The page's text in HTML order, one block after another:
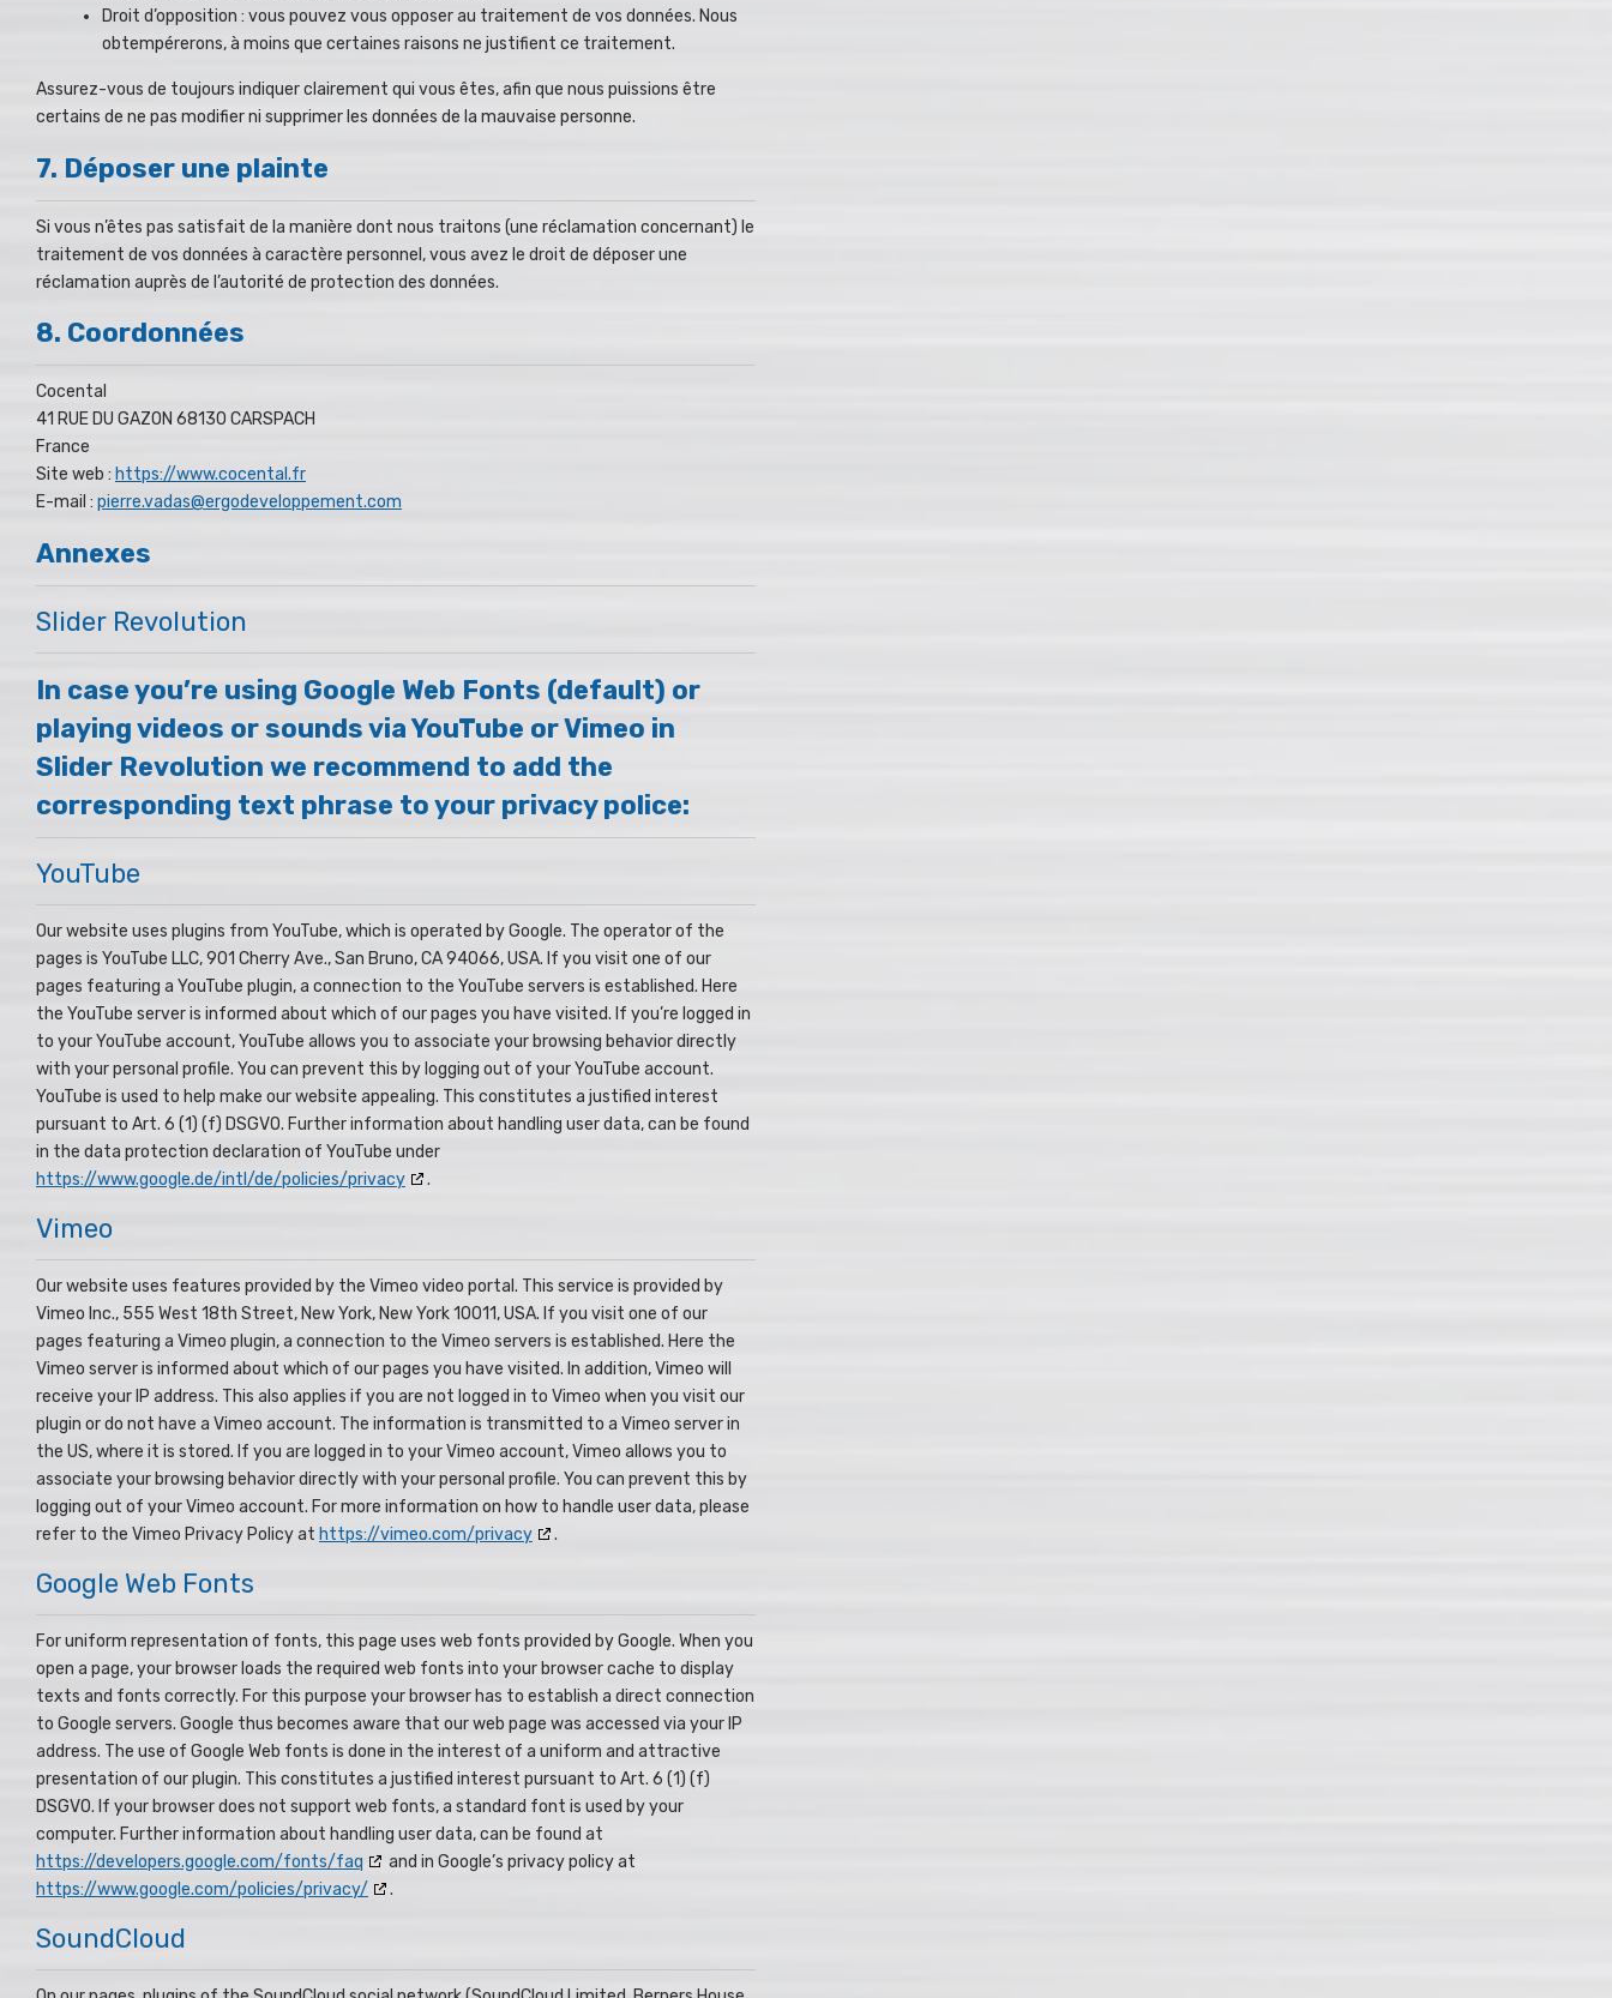
Droit d’opposition : vous pouvez vous opposer au traitement de vos données. Nous
obtempérerons, à moins que certaines raisons ne justifient ce traitement.
Assurez-vous de toujours indiquer clairement qui vous êtes, afin que nous puissions être
certains de ne pas modifier ni supprimer les données de la mauvaise personne.
7. Déposer une plainte
Si vous n’êtes pas satisfait de la manière dont nous traitons (une réclamation concernant) le
traitement de vos données à caractère personnel, vous avez le droit de déposer une
réclamation auprès de l’autorité de protection des données.
8. Coordonnées
Cocental
41 RUE DU GAZON 68130 CARSPACH
France
Site web : https://www.cocental.fr
E-mail : pierre.vadas@ergodeveloppement.com
Annexes
Slider Revolution
In case you’re using Google Web Fonts (default) or
playing videos or sounds via YouTube or Vimeo in
Slider Revolution we recommend to add the
corresponding text phrase to your privacy police:
YouTube
Our website uses plugins from YouTube, which is operated by Google. The operator of the
pages is YouTube LLC, 901 Cherry Ave., San Bruno, CA 94066, USA. If you visit one of our
pages featuring a YouTube plugin, a connection to the YouTube servers is established. Here
the YouTube server is informed about which of our pages you have visited. If you’re logged in
to your YouTube account, YouTube allows you to associate your browsing behavior directly
with your personal profile. You can prevent this by logging out of your YouTube account.
YouTube is used to help make our website appealing. This constitutes a justified interest
pursuant to Art. 6 (1) (f) DSGVO. Further information about handling user data, can be found
in the data protection declaration of YouTube under
https://www.google.de/intl/de/policies/privacy
.
Vimeo
Our website uses features provided by the Vimeo video portal. This service is provided by
Vimeo Inc., 555 West 18th Street, New York, New York 10011, USA. If you visit one of our
pages featuring a Vimeo plugin, a connection to the Vimeo servers is established. Here the
Vimeo server is informed about which of our pages you have visited. In addition, Vimeo will
receive your IP address. This also applies if you are not logged in to Vimeo when you visit our
plugin or do not have a Vimeo account. The information is transmitted to a Vimeo server in
the US, where it is stored. If you are logged in to your Vimeo account, Vimeo allows you to
associate your browsing behavior directly with your personal profile. You can prevent this by
logging out of your Vimeo account. For more information on how to handle user data, please
refer to the Vimeo Privacy Policy at https://vimeo.com/privacy .
Google Web Fonts
For uniform representation of fonts, this page uses web fonts provided by Google. When you
open a page, your browser loads the required web fonts into your browser cache to display
texts and fonts correctly. For this purpose your browser has to establish a direct connection
to Google servers. Google thus becomes aware that our web page was accessed via your IP
address. The use of Google Web fonts is done in the interest of a uniform and attractive
presentation of our plugin. This constitutes a justified interest pursuant to Art. 6 (1) (f)
DSGVO. If your browser does not support web fonts, a standard font is used by your
computer. Further information about handling user data, can be found at
https://developers.google.com/fonts/faq
and in Google’s privacy policy at
https://www.google.com/policies/privacy/
.
SoundCloud